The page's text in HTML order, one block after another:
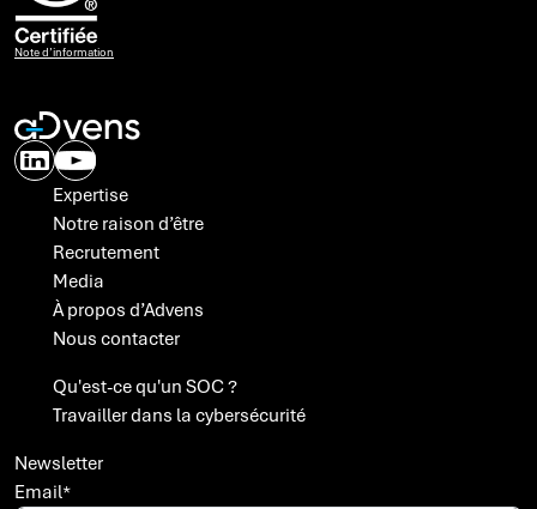
A propos des cookies
Avec votre accord, Advens utilise des cookies ou technologies
légitimes, pour optimiser les campagnes publicitaires que nous
menons sur des sites tiers (comme Facebook et Linkedin), mais
également pour suivre nos audiences (Matomo).
Note d’information
Expertise
Notre raison d’être
Recrutement
Media
À propos d’Advens
Nous contacter
Qu'est-ce qu'un SOC ?
Travailler dans la cybersécurité
Newsletter
Email*